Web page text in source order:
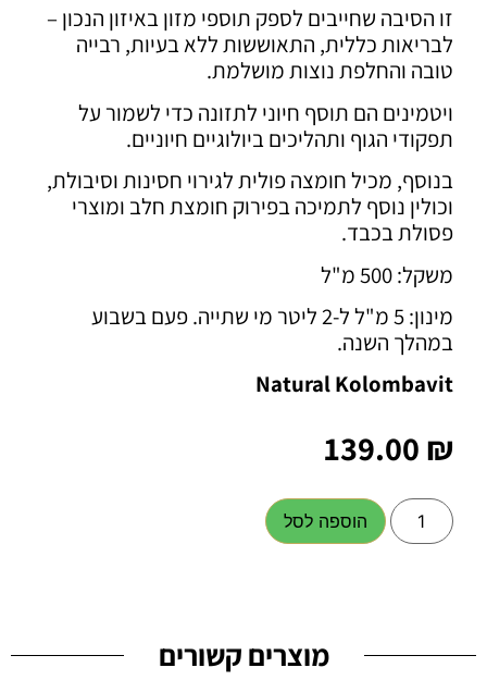
זו הסיבה שחייבים לספק תוספי מזון באיזון הנכון –
לבריאות כללית, התאוששות ללא בעיות, רבייה
טובה והחלפת נוצות מושלמת.
ויטמינים הם תוסף חיוני לתזונה כדי לשמור על
תפקודי הגוף ותהליכים ביולוגיים חיוניים.
בנוסף, מכיל חומצה פולית לגירוי חסינות וסיבולת,
וכולין נוסף לתמיכה בפירוק חומצת חלב ומוצרי
פסולת בכבד.
משקל: 500 מ"ל
מינון: 5 מ"ל ל-2 ליטר מי שתייה. פעם בשבוע
במהלך השנה.
NaturalKolombavit
139.00 ₪
הוספה לסל
מוצרים קשורים